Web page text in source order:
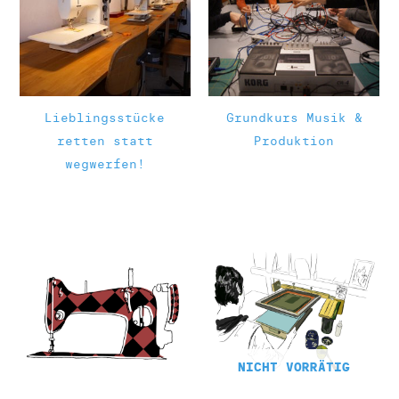
Lieblingsstücke
retten statt
wegwerfen!
Grundkurs Musik &
Produktion
NICHT VORRÄTIG